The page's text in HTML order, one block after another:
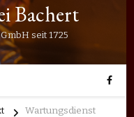
Bachert
seit 1725
Wartungsdienst